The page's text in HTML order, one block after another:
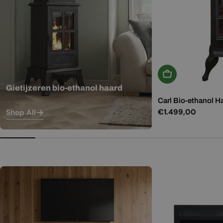
Gietijzeren bio-ethanol haard
Shop All
In Winkelwagen
Carl Bio-ethanol
Normale
€1.499,00